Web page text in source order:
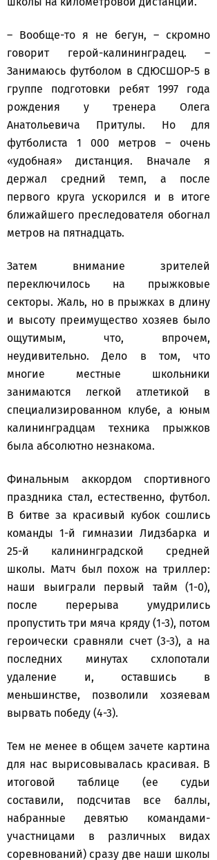
– Вообще-то я не бегун, – скромно
говорит герой-калининградец. –
Занимаюсь футболом в СДЮСШОР-5 в
группе подготовки ребят 1997 года
рождения у тренера Олега
Анатольевича Притулы. Но для
футболиста 1 000 метров – очень
«удобная» дистанция. Вначале я
держал средний темп, а после
первого круга ускорился и в итоге
ближайшего преследователя обогнал
метров на пятнадцать.
Затем внимание зрителей
переключилось на прыжковые
секторы. Жаль, но в прыжках в длину
и высоту преимущество хозяев было
ощутимым, что, впрочем,
неудивительно. Дело в том, что
многие местные школьники
занимаются легкой атлетикой в
специализированном клубе, а юным
калининградцам техника прыжков
была абсолютно незнакома.
Финальным аккордом спортивного
праздника стал, естественно, футбол.
В битве за красивый кубок сошлись
команды 1-й гимназии Лидзбарка и
25-й калининградской средней
школы. Матч был похож на триллер:
наши выиграли первый тайм (1-0),
после перерыва умудрились
пропустить три мяча кряду (1-3), потом
героически сравняли счет (3-3), а на
последних минутах схлопотали
удаление и, оставшись в
меньшинстве, позволили хозяевам
вырвать победу (4-3).
Тем не менее в общем зачете картина
для нас вырисовывалась красивая. В
итоговой таблице (ее судьи
составили, подсчитав все баллы,
набранные девятью командами-
участницами в различных видах
соревнований) сразу две наши школы